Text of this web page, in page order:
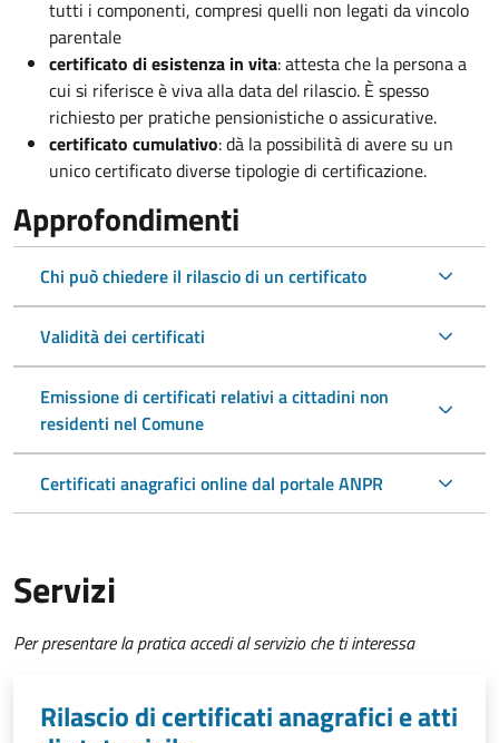
tutti i componenti, compresi quelli non legati da vincolo
parentale
certificato di esistenza in vita: attesta che la persona a
cui si riferisce è viva alla data del rilascio. È spesso
richiesto per pratiche pensionistiche o assicurative.
certificato cumulativo: dà la possibilità di avere su un
unico certificato diverse tipologie di certificazione.
Approfondimenti
Chi può chiedere il rilascio di un certificato
Validità dei certificati
Emissione di certificati relativi a cittadini non
residenti nel Comune
Certificati anagrafici online dal portale ANPR
Servizi
Per presentare la pratica accedi al servizio che ti interessa
Rilascio di certificati anagrafici e atti